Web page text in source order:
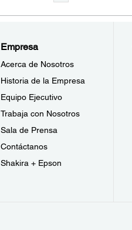
Empresa
Acerca de Nosotros
Historia de la Empresa
Equipo Ejecutivo
Trabaja con Nosotros
Sala de Prensa
Contáctanos
Shakira + Epson